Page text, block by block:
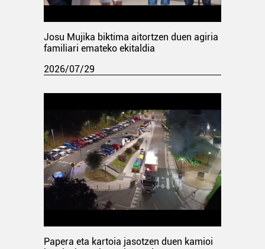
Josu Mujika biktima aitortzen duen agiria
familiari emateko ekitaldia
2026/07/29
Papera eta kartoia jasotzen duen kamioi